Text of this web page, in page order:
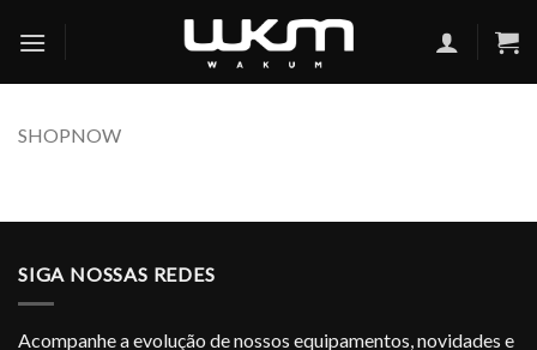
SHOPNOW
SIGA NOSSAS REDES
Acompanhe a evolução de nossos equipamentos, novidades e